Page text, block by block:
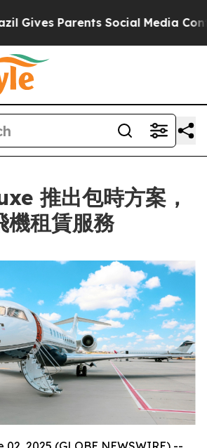
Gives Parents Social Media
推出包時方案，
機租賃服務